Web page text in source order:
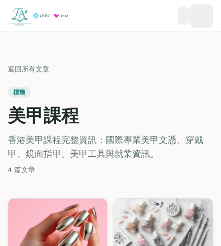
返回所有文章
標籤
美甲課程
香港美甲課程完整資訊：國際專業美甲文憑、穿戴
甲、鏡面指甲、美甲工具與就業資訊。
4 篇文章